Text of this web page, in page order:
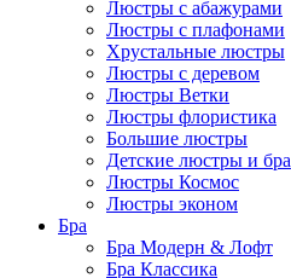
Люстры с абажурами
Люстры с плафонами
Хрустальные люстры
Люстры с деревом
Люстры Ветки
Люстры флористика
Большие люстры
Детские люстры и бра
Люстры Космос
Люстры эконом
Бра
Бра Модерн & Лофт
Бра Классика